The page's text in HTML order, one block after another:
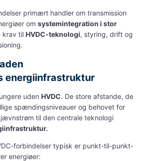
primært handler om transmission
om systemintegration i stor
krav til HVDC-teknologi, styring, drift og
.
energiinfrastruktur
uden HVDC. De store afstande, de
spændingsniveauer og behovet for
til den centrale teknologi
.
forbindelser typisk er punkt-til-punkt-
energiøer: